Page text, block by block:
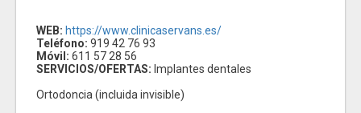
WEB: https://www.clinicaservans.es/
Teléfono: 919 42 76 93
Móvil: 611 57 28 56
SERVICIOS/OFERTAS: Implantes dentales
Ortodoncia (incluida invisible)